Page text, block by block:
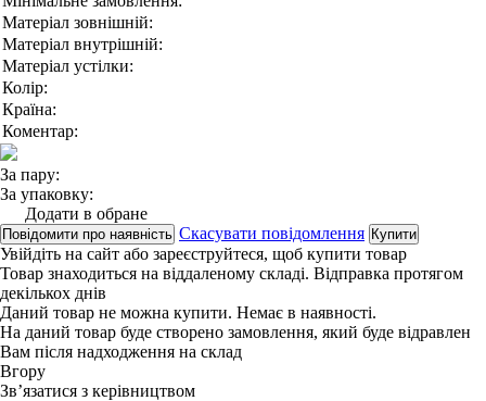
Матеріал зовнішній:
Матеріал внутрішній:
Матеріал устілки:
Колір:
Країна:
Коментар:
За пару:
За упаковку:
Додати в обране
Повідомити про наявність Скасувати повідомлення Купити
Увійдіть на сайт або зареєструйтеся, щоб купити товар
Товар знаходиться на віддаленому складі. Відправка протягом
декількох днів
Даний товар не можна купити. Немає в наявності.
На даний товар буде створено замовлення, який буде відравлен
Вам після надходження на склад
Вгору
Зв’язатися з керівництвом